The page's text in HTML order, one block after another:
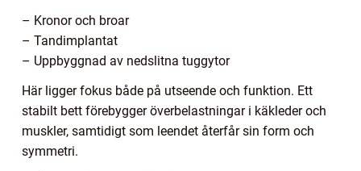
– Kronor och broar
– Tandimplantat
– Uppbyggnad av nedslitna tuggytor
Här ligger fokus både på utseende och funktion. Ett
stabilt bett förebygger överbelastningar i käkleder och
muskler, samtidigt som leendet återfår sin form och
symmetri.